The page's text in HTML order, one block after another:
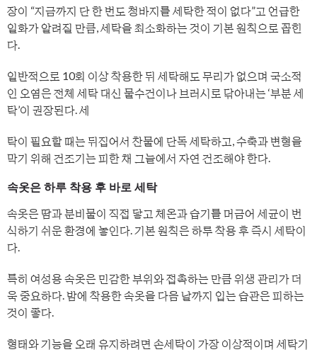
장이 “지금까지 단 한 번도 청바지를 세탁한 적이 없다”고 언급한
일화가 알려질 만큼, 세탁을 최소화하는 것이 기본 원칙으로 꼽힌
다.
일반적으로 10회 이상 착용한 뒤 세탁해도 무리가 없으며 국소적
인 오염은 전체 세탁 대신 물수건이나 브러시로 닦아내는 ‘부분 세
탁’이 권장된다. 세
탁이 필요할 때는 뒤집어서 찬물에 단독 세탁하고, 수축과 변형을
막기 위해 건조기는 피한 채 그늘에서 자연 건조해야 한다.
속옷은 하루 착용 후 바로 세탁
속옷은 땀과 분비물이 직접 닿고 체온과 습기를 머금어 세균이 번
식하기 쉬운 환경에 놓인다. 기본 원칙은 하루 착용 후 즉시 세탁이
다.
특히 여성용 속옷은 민감한 부위와 접촉하는 만큼 위생 관리가 더
욱 중요하다. 밤에 착용한 속옷을 다음 날까지 입는 습관은 피하는
것이 좋다.
형태와 기능을 오래 유지하려면 손세탁이 가장 이상적이며 세탁기